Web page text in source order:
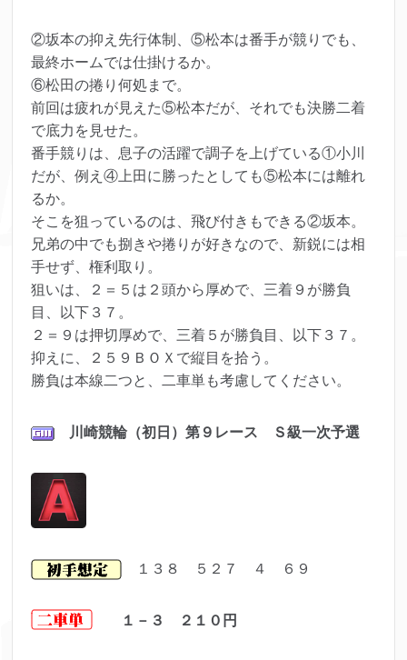
②坂本の抑え先行体制、⑤松本は番手が競りでも、
最終ホームでは仕掛けるか。
⑥松田の捲り何処まで。
前回は疲れが見えた⑤松本だが、それでも決勝二着
で底力を見せた。
番手競りは、息子の活躍で調子を上げている①小川
だが、例え④上田に勝ったとしても⑤松本には離れ
るか。
そこを狙っているのは、飛び付きもできる②坂本。
兄弟の中でも捌きや捲りが好きなので、新鋭には相
手せず、権利取り。
狙いは、２＝５は２頭から厚めで、三着９が勝負
目、以下３７。
２＝９は押切厚めで、三着５が勝負目、以下３７。
抑えに、２５９ＢＯＸで縦目を拾う。
勝負は本線二つと、二車単も考慮してください。
川崎競輪（初日）第９レース Ｓ級一次予選
１３８ ５２７ ４ ６９
１－３ ２１０ 円